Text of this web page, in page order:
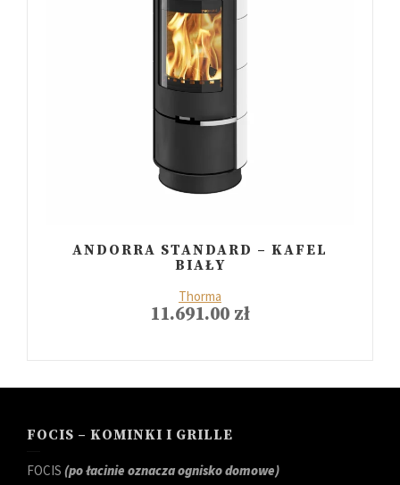
ANDORRA STANDARD – KAFEL
BIAŁY
Thorma
11.691.00 zł
FOCIS – KOMINKI I GRILLE
FOCIS (po łacinie oznacza ognisko domowe)